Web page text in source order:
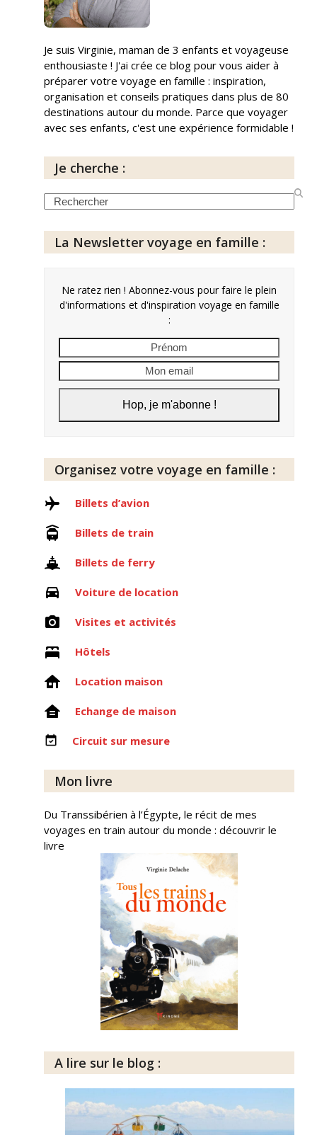
Je suis Virginie, maman de 3 enfants et voyageuse
enthousiaste ! J'ai crée ce blog pour vous aider à
préparer votre voyage en famille : inspiration,
organisation et conseils pratiques dans plus de 80
destinations autour du monde. Parce que voyager
avec ses enfants, c'est une expérience formidable !
Je cherche :
Search
La Newsletter voyage en famille :
Ne ratez rien ! Abonnez-vous pour faire le plein
d'informations et d'inspiration voyage en famille
:
email
Hop, je m'abonne !
Organisez votre voyage en famille :
Billets d’avion
Billets de train
Billets de ferry
Voiture de location
Visites et activités
Hôtels
Location maison
Echange de maison
Circuit sur mesure
Mon livre
Du Transsibérien à l’Égypte, le récit de mes
voyages en train autour du monde : découvrir le
livre
A lire sur le blog :